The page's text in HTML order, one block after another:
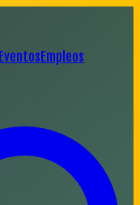
Eventos Empleos